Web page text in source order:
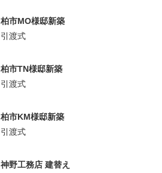
柏市MO様邸新築
引渡式
柏市TN様邸新築
引渡式
柏市KM様邸新築
引渡式
神野工務店 建替え